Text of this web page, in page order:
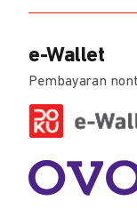
e-Wallet
Pembayaran